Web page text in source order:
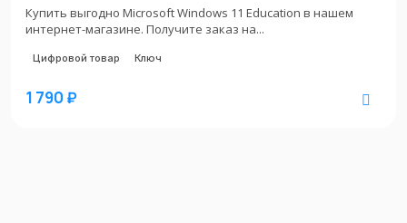
Купить выгодно Microsoft Windows 11 Education в нашем
интернет-магазине. Получите заказ на...
Цифровой товар Ключ
1 790 ₽